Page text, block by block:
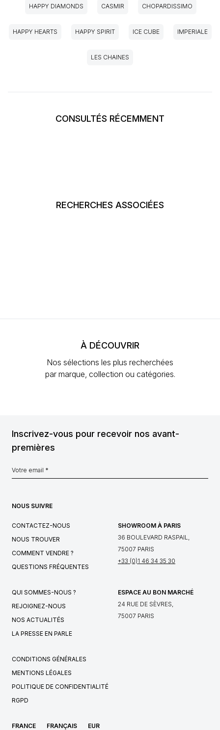
HAPPY DIAMONDS CASMIR CHOPARDISSIMO
HAPPY HEARTS HAPPY SPIRIT ICE CUBE IMPERIALE
LES CHAINES
CONSULTÉS RÉCEMMENT
RECHERCHES ASSOCIÉES
À DÉCOUVRIR
Nos sélections les plus recherchées
par marque, collection ou catégories.
Inscrivez-vous pour recevoir nos avant-
premières
NOUS SUIVRE
CONTACTEZ-NOUS
NOUS TROUVER
COMMENT VENDRE ?
QUESTIONS FRÉQUENTES
SHOWROOM À PARIS
36 BOULEVARD RASPAIL,
75007 PARIS
+33 (0)1 46 34 35 30
QUI SOMMES-NOUS ?
REJOIGNEZ-NOUS
NOS ACTUALITÉS
LA PRESSE EN PARLE
ESPACE AU BON MARCHÉ
24 RUE DE SÈVRES,
75007 PARIS
CONDITIONS GÉNÉRALES
MENTIONS LÉGALES
POLITIQUE DE CONFIDENTIALITÉ
RGPD
FRANCE FRANÇAIS EUR